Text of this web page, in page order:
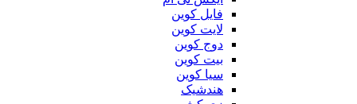
فایل کوین
لایت کوین
دوج کوین
بیت کوین
سیا کوین
هندشیک